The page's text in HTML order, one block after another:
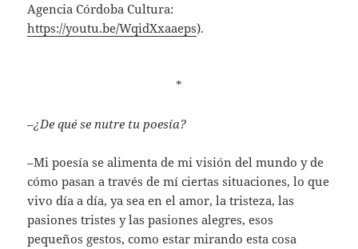
Agencia Córdoba Cultura:
https://youtu.be/WqidXxaaeps).
*
–¿De qué se nutre tu poesía?
–Mi poesía se alimenta de mi visión del mundo y de
cómo pasan a través de mí ciertas situaciones, lo que
vivo día a día, ya sea en el amor, la tristeza, las
pasiones tristes y las pasiones alegres, esos
pequeños gestos, como estar mirando esta cosa